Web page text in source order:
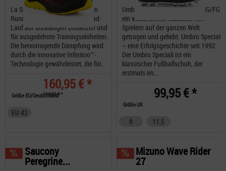
La Sportiva Jackal II GTX ist ein
Running Schuh für den Off-Road-
Lauf auf ultralangen Distanzen und
für ausgedehnte Trainingseinheiten.
Die hervorragende Dämpfung wird
durch die innovative Infinitoo™-
Technologie gewährleistet, die für...
160,95 € *
194,95 € *
Größe EU/Deutschland
EU 42
Umbro Speciali Eternal Team HG/FG
ein waschechter Klassiker von
Spielern auf der ganzen Welt
getragen und geliebt. Umbro Speciali
– eine Erfolgsgeschichte seit 1992.
Der Umbro Speciali ist ein
klassischer Fußballschuh, der
erstmals im...
99,95 € *
Größe UK
8 11,5
Saucony
Peregrine...
Mizuno Wave Rider
27